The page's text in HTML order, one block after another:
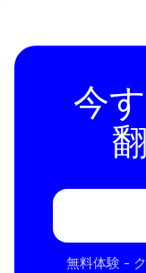
今
無料体験 -